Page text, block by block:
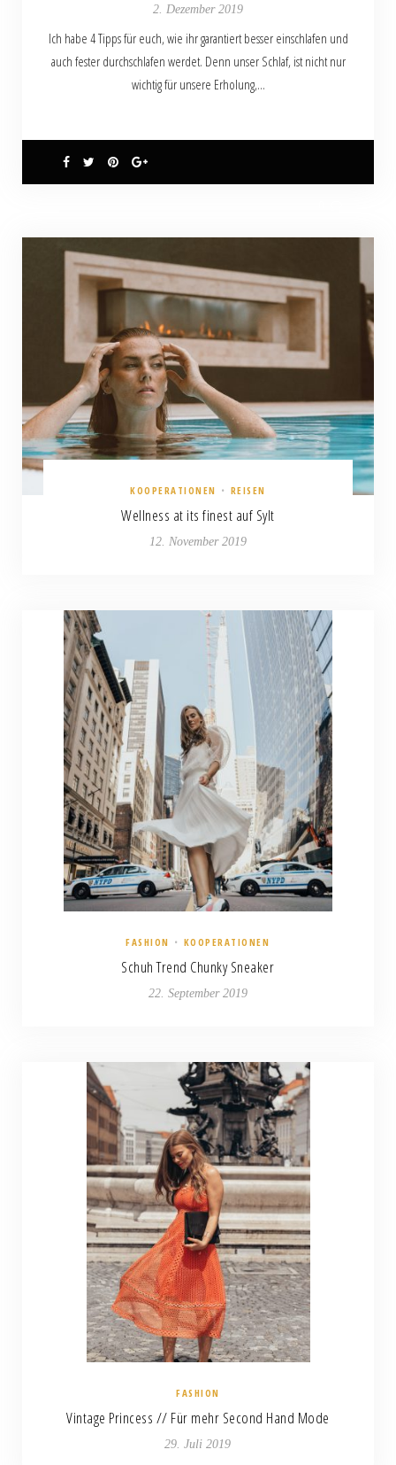
2. Dezember 2019
Ich habe 4 Tipps für euch, wie ihr garantiert besser einschlafen und
auch fester durchschlafen werdet. Denn unser Schlaf, ist nicht nur
wichtig für unsere Erholung,…
KOOPERATIONEN • REISEN
Wellness at its finest auf Sylt
12. November 2019
FASHION • KOOPERATIONEN
Schuh Trend Chunky Sneaker
22. September 2019
FASHION
Vintage Princess // Für mehr Second Hand Mode
29. Juli 2019